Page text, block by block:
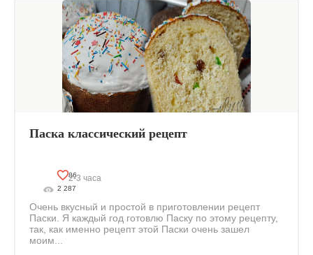
Паска классический рецепт
86
2-3 часа
2 287
Очень вкусный и простой в приготовлении рецепт
Паски. Я каждый год готовлю Паску по этому рецепту,
так, как именно рецепт этой Паски очень зашел
моим...